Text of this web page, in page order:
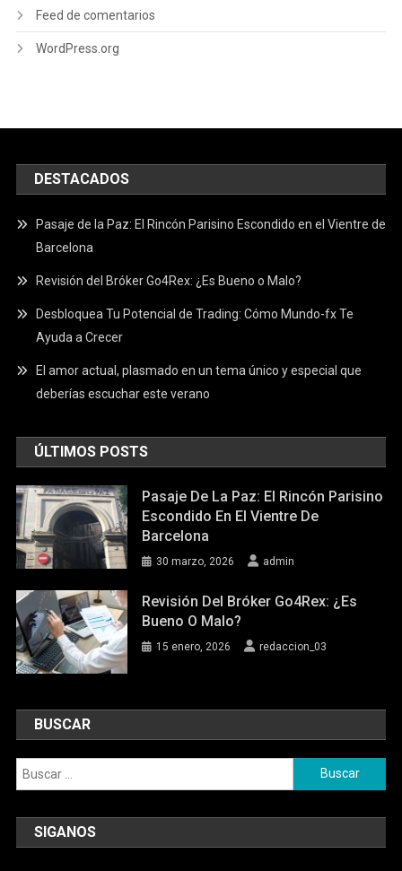
Feed de comentarios
WordPress.org
DESTACADOS
Pasaje de la Paz: El Rincón Parisino Escondido en el Vientre de
Barcelona
Revisión del Bróker Go4Rex: ¿Es Bueno o Malo?
Desbloquea Tu Potencial de Trading: Cómo Mundo-fx Te
Ayuda a Crecer
El amor actual, plasmado en un tema único y especial que
deberías escuchar este verano
ÚLTIMOS POSTS
Pasaje De La Paz: El Rincón Parisino
Escondido En El Vientre De
Barcelona
30 marzo, 2026 admin
Revisión Del Bróker Go4Rex: ¿Es
Bueno O Malo?
15 enero, 2026 redaccion_03
BUSCAR
Buscar:
SIGANOS